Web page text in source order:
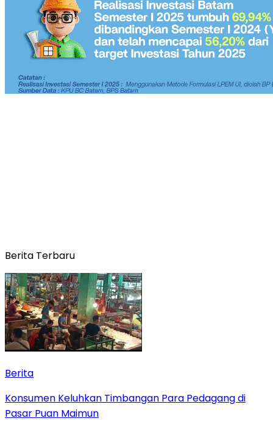
Berita Terbaru
Berita
Konsumen Keluhkan Timbangan Para Pedagang di
Pasar Puan Maimun